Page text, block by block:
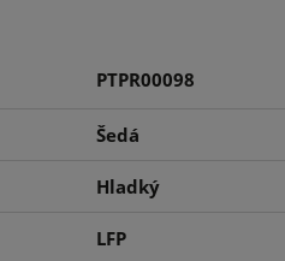
PTPR00098
Šedá
Hladký
LFP